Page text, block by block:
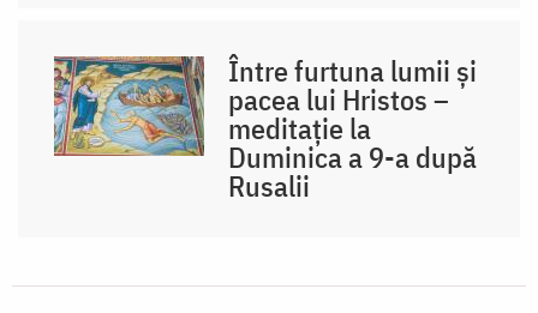
Între furtuna lumii și
pacea lui Hristos –
meditație la
Duminica a 9-a după
Rusalii